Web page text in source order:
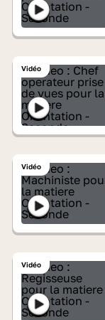
Vidéo
Vidéo
Vidéo